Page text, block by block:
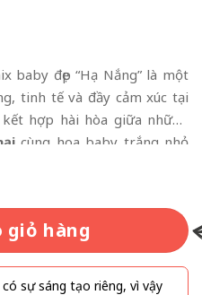
baby đẹp “Hạ Nắng” là một
tinh tế và đầy cảm xúc tại
hợp hài hòa giữa những
cùng hoa baby trắng nhỏ
tươi mới, trong trẻo và
dịu dàng của mùa hạ.
hàng yêu thích khi muốn
thương một cách tinh tế và
giỏ hàng
sự sáng tạo riêng, vì vậy